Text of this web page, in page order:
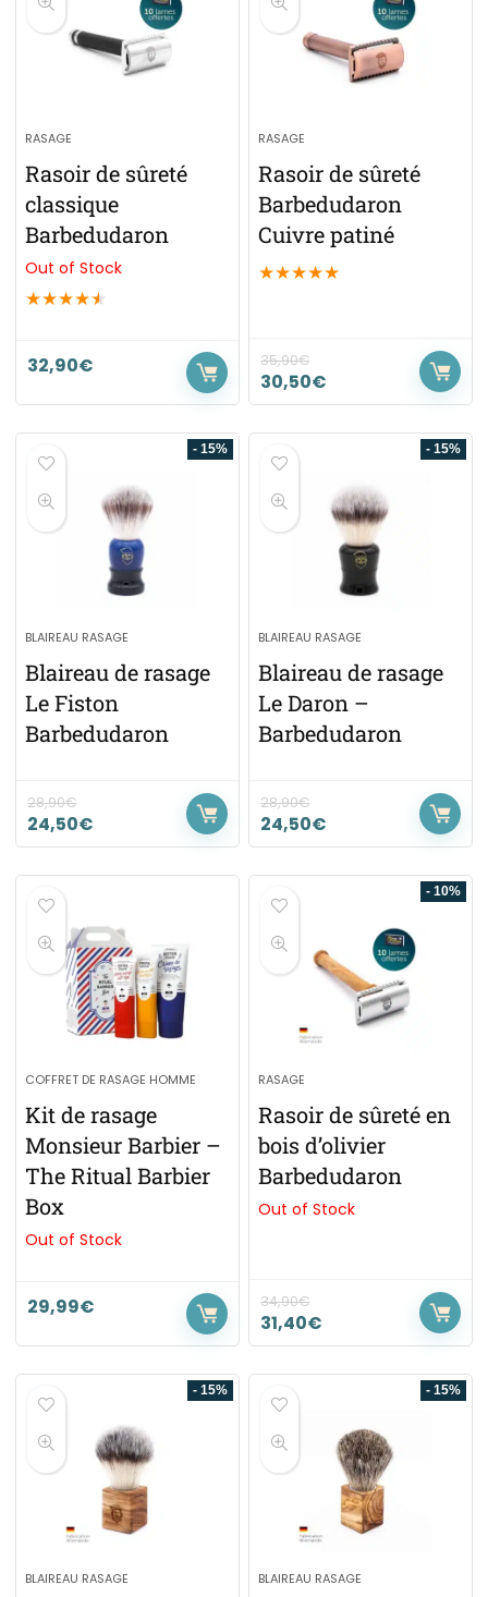
RASAGE
Rasoir de sûreté
classique
Barbedudaron
Out of Stock
★★★★★
32,90€
RASAGE
Rasoir de sûreté
Barbedudaron
Cuivre patiné
★★★★★
35,90€
30,50€
- 15%
BLAIREAU RASAGE
Blaireau de rasage
Le Fiston
Barbedudaron
28,90€
24,50€
- 15%
BLAIREAU RASAGE
Blaireau de rasage
Le Daron –
Barbedudaron
28,90€
24,50€
COFFRET DE RASAGE HOMME
Kit de rasage
Monsieur Barbier –
The Ritual Barbier
Box
Out of Stock
29,99€
- 10%
RASAGE
Rasoir de sûreté en
bois d’olivier
Barbedudaron
Out of Stock
34,90€
31,40€
- 15%
BLAIREAU RASAGE
- 15%
BLAIREAU RASAGE